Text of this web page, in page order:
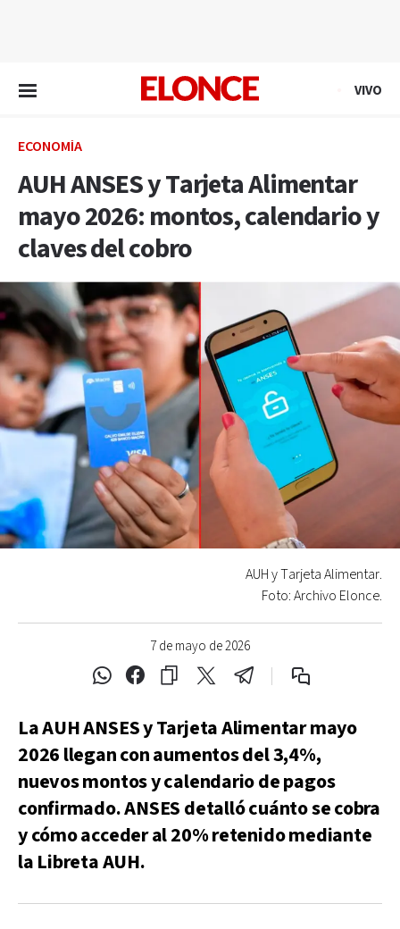
VIVO
ECONOMÍA
AUH ANSES y Tarjeta Alimentar
mayo 2026: montos, calendario y
claves del cobro
7 de mayo de 2026
AUH y Tarjeta Alimentar.
Foto: Archivo Elonce.
La AUH ANSES y Tarjeta Alimentar mayo
2026 llegan con aumentos del 3,4%,
nuevos montos y calendario de pagos
confirmado. ANSES detalló cuánto se cobra
y cómo acceder al 20% retenido mediante
la Libreta AUH.